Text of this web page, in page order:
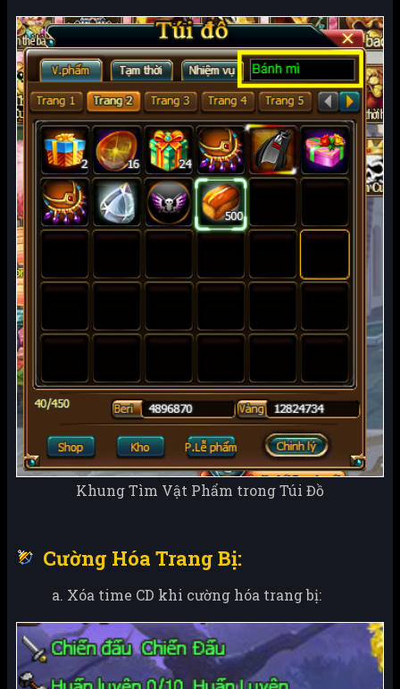
Khung Tìm Vật Phẩm trong Túi Đồ
Cường Hóa Trang Bị:
a. Xóa time CD khi cường hóa trang bị: